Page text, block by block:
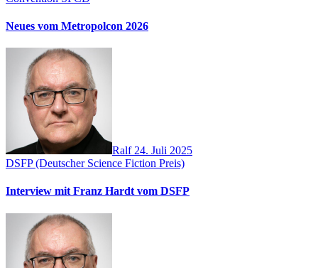
Neues vom Metropolcon 2026
Ralf 24. Juli 2025
DSFP (Deutscher Science Fiction Preis)
Interview mit Franz Hardt vom DSFP